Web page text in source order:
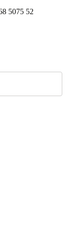
5075 52